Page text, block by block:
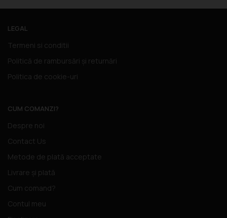
LEGAL
Termeni si conditii
Politică de rambursări și returnări
Politica de cookie-uri
CUM COMANZI?
Despre noi
Contact Us
Metode de plată acceptate
Livrare și plată
Cum comand?
Contul meu